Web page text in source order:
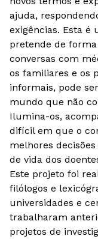
ajuda,
exigências. Esta é
pretende de
conversas com
os familiares e os
informais, pode
mundo que não
Ilumina-os,
difícil em que o
melhores
de vida dos
Este projeto foi
filólogos e
universidades e
trabalharam
projetos de